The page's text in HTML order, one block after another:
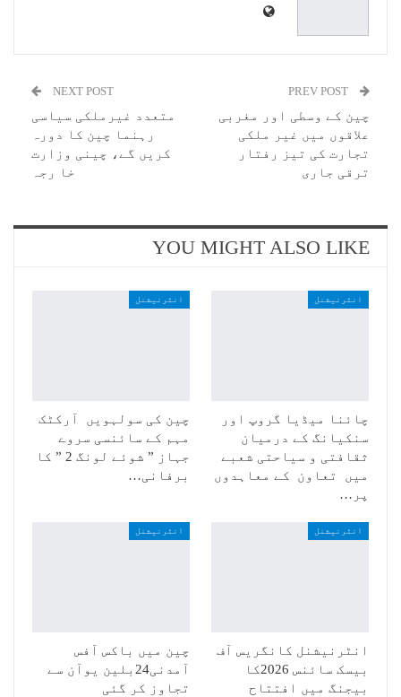
چین کے وسطی اور مغربی
علاقوں میں غیر ملکی
تجارت کی تیز رفتار
ترقی جاری
NEXT POST
متعدد غیرملکی سیاسی
رہنما چین کا دورہ
کریں گے، چینی وزارت
خا رجہ
YOU MIGHT ALSO LIKE
انٹرنیشنل
چائنا میڈیا گروپ اور
سنکیانگ کے درمیان
ثقافتی و سیاحتی شعبے
میں تعاون کے معاہدوں
پر…
انٹرنیشنل
چین کی سولہویں آرکٹک
مہم کے سائنسی سروے
جہاز ” شوئے لونگ 2 ” کا
برفانی…
انٹرنیشنل
انٹرنیشنل کانگریس آف
بیسک سائنس 2026کا
بیجنگ میں افتتاح
انٹرنیشنل
چین میں باکس آفس
آمدنی24بلین یوآن سے
تجاوز کر گئی